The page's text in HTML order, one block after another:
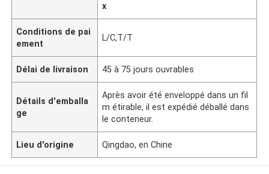
x
Conditions de pai
ement
L/C,T/T
Délai de livraison 45 à 75 jours ouvrables
Détails d'emballa
ge
Après avoir été enveloppé dans un fil
m étirable, il est expédié déballé dans
le conteneur.
Lieu d'origine Qingdao, en Chine